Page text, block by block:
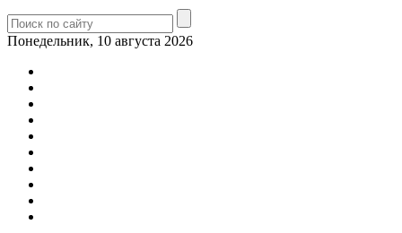
Понедельник, 10 августа 2026